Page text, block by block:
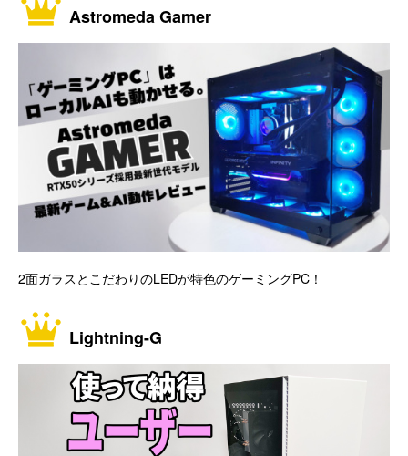
Astromeda Gamer
2面ガラスとこだわりのLEDが特色のゲーミングPC！
Lightning-G